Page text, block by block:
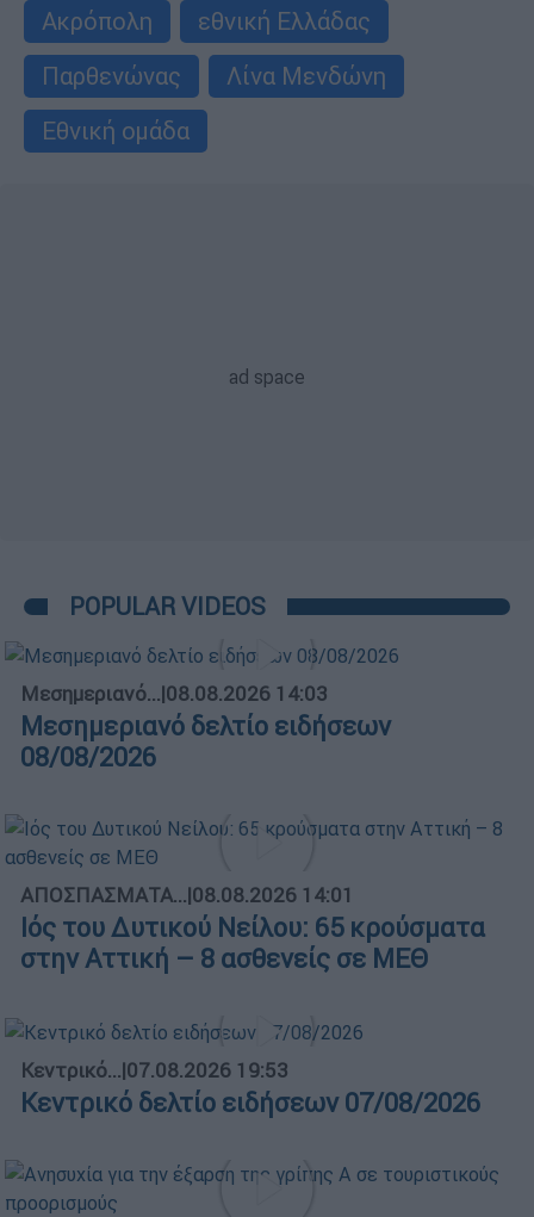
Ακρόπολη
εθνική Ελλάδας
Παρθενώνας
Λίνα Μενδώνη
Εθνική ομάδα
POPULAR VIDEOS
Μεσημεριανό...|08.08.2026 14:03
Μεσημεριανό δελτίο ειδήσεων
08/08/2026
ΑΠΟΣΠΑΣΜΑΤΑ...|08.08.2026 14:01
Ιός του Δυτικού Νείλου: 65 κρούσματα
στην Αττική – 8 ασθενείς σε ΜΕΘ
Κεντρικό...|07.08.2026 19:53
Κεντρικό δελτίο ειδήσεων 07/08/2026